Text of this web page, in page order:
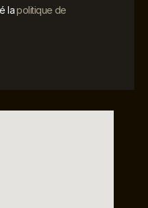
lapolitique de